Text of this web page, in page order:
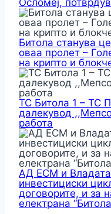
Осломеј,
Битола станува
оваа пролет –
на крипто и
ТС Битола 1 – ТС
далекувод
работа
АД ЕСМ и Владата
инвестициски
договорите, и за
електрана